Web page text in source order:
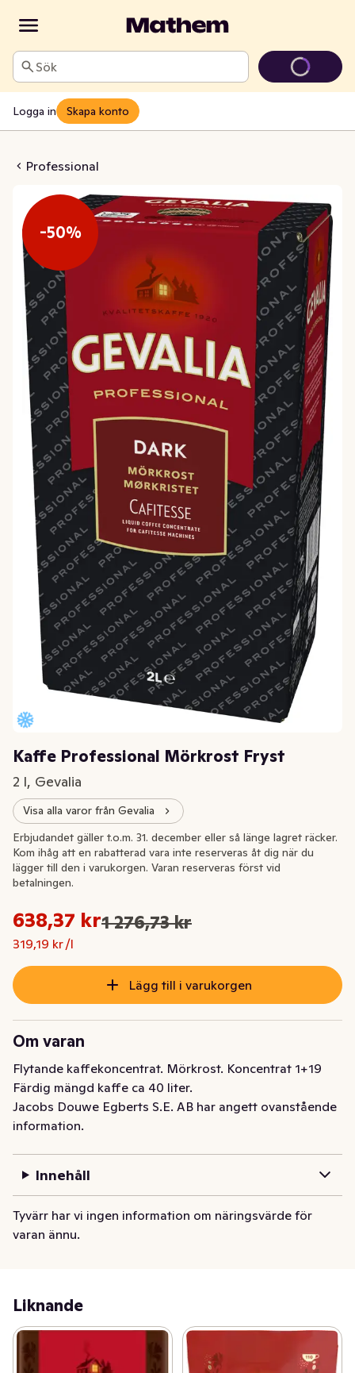
Sök
Logga in Skapa konto
Professional
Mörkrost Fryst
-50%
Kaffe Professional Mörkrost Fryst
2 l, Gevalia
Visa alla varor från Gevalia
-50%
Ursprungspriset var: 1 276,73 kr
Nuvarande pris är: 638,37 kr
638,37 kr1 276,73 kr
319,19 kr /l
Styckpris: 319,19 kr /l
Erbjudandet gäller t.o.m. 31. december eller så länge lagret räcker.
Kom ihåg att en rabatterad vara inte reserveras åt dig när du
lägger till den i varukorgen. Varan reserveras först vid
betalningen.
Lägg till i varukorgen
Om varan
Flytande kaffekoncentrat. Mörkrost. Koncentrat 1+19
Färdig mängd kaffe ca 40 liter.
Jacobs Douwe Egberts S.E. AB har angett ovanstående
information.
Innehåll
Tyvärr har vi ingen information om näringsvärde för
varan ännu.
Liknande